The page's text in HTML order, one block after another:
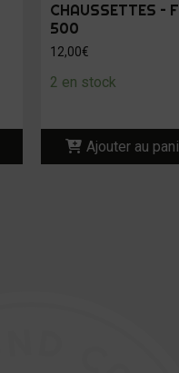
CHAUSSETTES –
500
12,00€
2 en stock
Ajouter au